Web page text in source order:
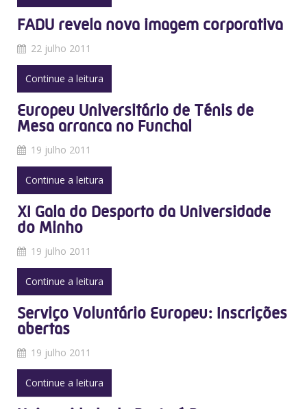
FADU revela nova imagem corporativa
22 julho 2011
Continue a leitura
Europeu Universitário de Ténis de
Mesa arranca no Funchal
19 julho 2011
Continue a leitura
XI Gala do Desporto da Universidade
do Minho
19 julho 2011
Continue a leitura
Serviço Voluntário Europeu: Inscrições
abertas
19 julho 2011
Continue a leitura